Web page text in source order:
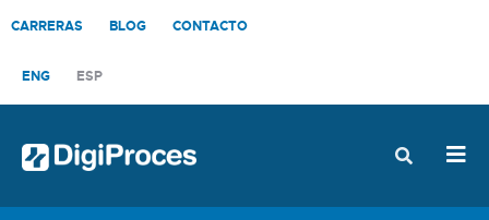
CARRERAS BLOG CONTACTO
ENG ESP